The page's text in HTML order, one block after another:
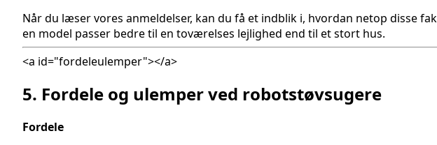
Når du læser vores anmeldelser, kan du få et indblik i, hvordan netop disse
en model passer bedre til en toværelses lejlighed end til et stort hus.
<a id="fordeleulemper"></a>
5. Fordele og ulemper ved robotstøvsugere
Fordele